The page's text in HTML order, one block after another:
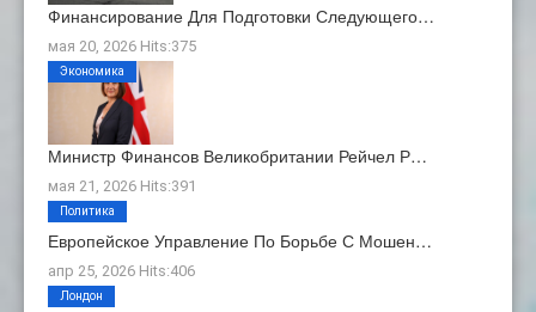
Финансирование Для Подготовки Следующего…
мая 20, 2026 Hits:375
Министр Финансов Великобритании Рейчел Р…
мая 21, 2026 Hits:391
Экономика
Европейское Управление По Борьбе С Мошен…
апр 25, 2026 Hits:406
Политика
Лондон